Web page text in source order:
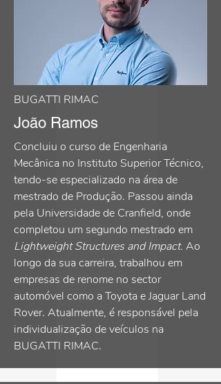
BUGATTI RIMAC
João Ramos
Concluiu o curso de Engenharia
Mecânica no Instituto Superior Técnico,
tendo-se especializado na área de
mestrado de Produção. Passou ainda
pela Universidade de Cranfield, onde
completou um segundo mestrado em
Lightweight Structures and Impact. Ao
longo da sua carreira, trabalhou em
empresas de renome no sector
automóvel como a Toyota e Jaguar Land
Rover. Atualmente, é responsável pela
individualização de veículos na
BUGATTI RIMAC.